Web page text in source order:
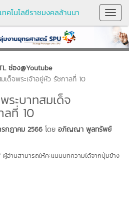
คโนโลยีราชมงคลล้านนา
ช่อง@Youtube
ด็จพระเจ้าอยู่หัว รัชกาลที่ 10
ะบาทสมเด็จ
ลที่ 10
กฎาคม 2566 โดย อภิญญา พูลทรัพย์
ผู้อ่านสามารถให้คะแนนบทความได้จากปุ่มข้าง